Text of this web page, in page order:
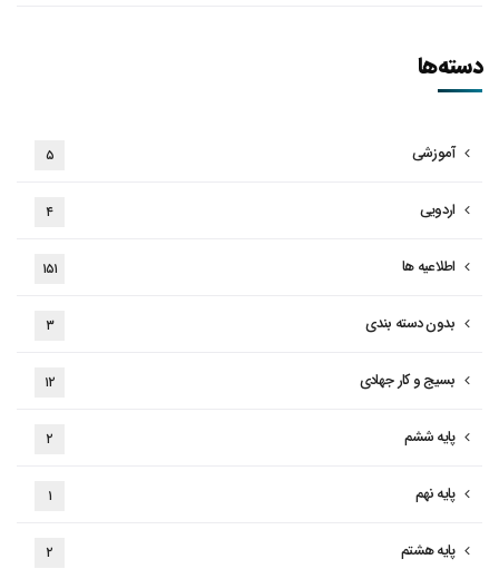
دسته‌ها
آموزشی ۵
اردویی ۴
اطلاعیه ها ۱۵۱
بدون دسته بندی ۳
بسیج و کار جهادی ۱۲
پایه ششم ۲
پایه نهم ۱
پایه هشتم ۲